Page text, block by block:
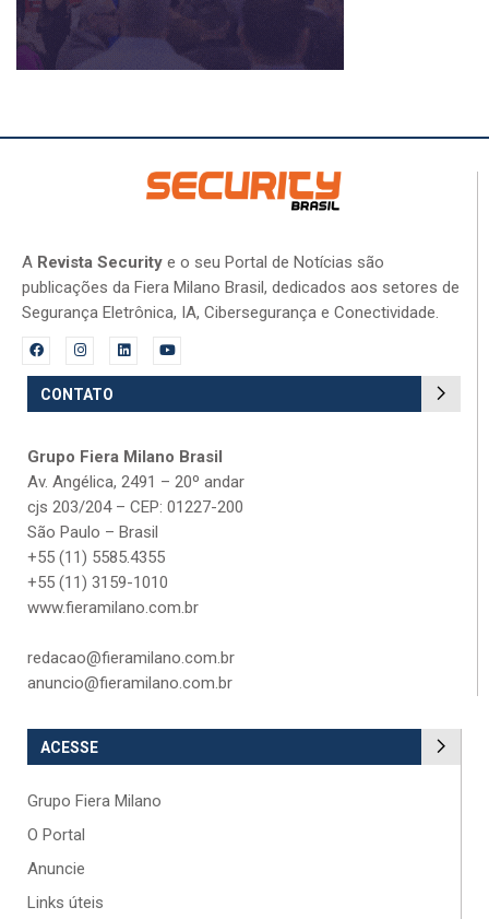
A Revista Security e o seu Portal de Notícias são
publicações da Fiera Milano Brasil, dedicados aos setores de
Segurança Eletrônica, IA, Cibersegurança e Conectividade.
CONTATO
Grupo Fiera Milano Brasil
Av. Angélica, 2491 – 20º andar
cjs 203/204 – CEP: 01227-200
São Paulo – Brasil
+55 (11) 5585.4355
+55 (11) 3159-1010
www.fieramilano.com.br
redacao@fieramilano.com.br
anuncio@fieramilano.com.br
ACESSE
Grupo Fiera Milano
O Portal
Anuncie
Links úteis